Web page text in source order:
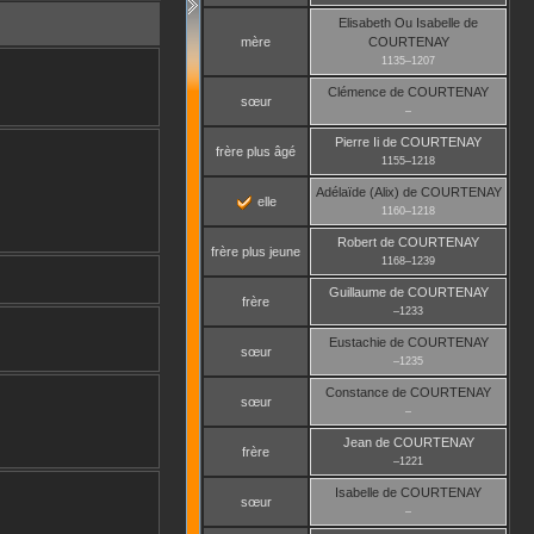
mère
Elisabeth Ou Isabelle de
COURTENAY
1135–1207
sœur
Clémence de COURTENAY
–
frère plus âgé
Pierre Ii de COURTENAY
1155–1218
elle
Adélaïde (Alix) de COURTENAY
1160–1218
frère plus jeune
Robert de COURTENAY
1168–1239
frère
Guillaumede COURTENAY
–1233
sœur
Eustachiede COURTENAY
–1235
sœur
Constance de COURTENAY
–
frère
Jeande COURTENAY
–1221
sœur
Isabelle de COURTENAY
–